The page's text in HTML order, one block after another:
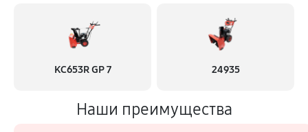
KC653R GP 7 24935
Наши преимущества